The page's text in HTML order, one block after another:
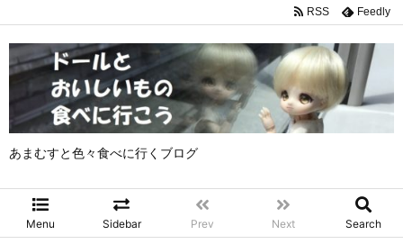
あまむすと色々食べに行くブログ
Menu Sidebar Prev Next Search
RSS Feedly